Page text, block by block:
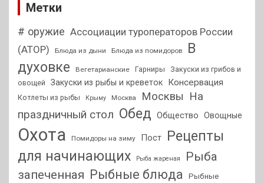
Метки
# оружие Ассоциации туроператоров России
(АТОР)
Блюда из дыни Блюда из помидоров
В
духовке
Вегетарианские Гарниры
Закуски из грибов и
овощей
Закуски из рыбы и креветок Консервация
Котлеты из рыбы Крыму Москва Москвы На
праздничный стол Обед Общество Овощные
Охота Помидоры на зиму Пост
Рецепты
для начинающих
Рыба жареная
Рыба
запеченная Рыбные блюда
Рыбные